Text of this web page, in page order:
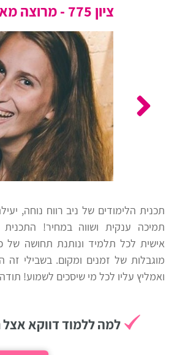
מידע
כללי
הכנה
לצה"ל
וחטיבות
ביניים
הכנה
לעבודה
ציון 775 - מרוצה מאוד!
תכנית הלימודים של ניב רווח נוחה,
תמיכה ענקית ושווה במחיר!
אישית לכל תלמיד ונותנת תחושה של
מוגבלות של זמנים ומקום. בשבילי זה
ואמליץ עליו לכל מי שיסכים לשמוע!
למה ללמוד דווקא אצל